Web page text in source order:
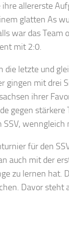
allererste
glatten As
war das
mit 2:0.
die letzte und
gingen mit drei
ihrer
gegen
SSV,
für den
auch mit der
zu lernen hat.
Davor steht